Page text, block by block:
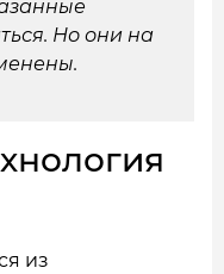
Но они на
из